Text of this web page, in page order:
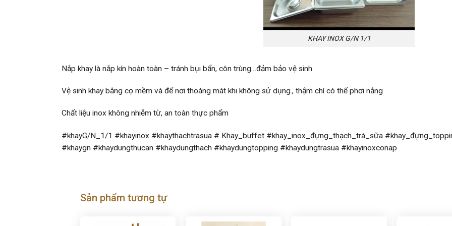
KHAY INOX G/N 1/1
Nắp khay là nắp kín hoàn toàn – tránh bụi bẩn, côn trùng…đảm bảo vệ sinh
Vệ sinh khay bằng cọ mềm và để nơi thoáng mát khi không sử dụng., thậm chí có thể phơi nắng
Chất liệu inox không nhiễm từ, an toàn thực phẩm
#khayG/N_1/1 #khayinox #khaythachtrasua # Khay_buffet #khay_inox_đựng_thạch_trà_sữa
#khaygn #khaydungthucan #khaydungthach #khaydungtopping #khaydungtrasua #khayinoxconap
Sản phẩm tương tự